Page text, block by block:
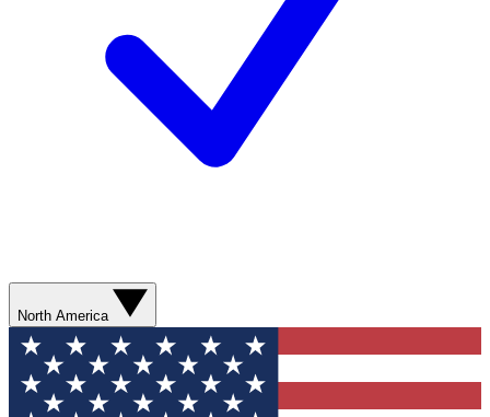
North America